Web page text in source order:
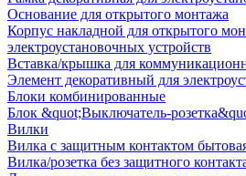
Основание для открытого монтажа
Корпус накладной для открытого
электроустановочных устройств
Вставка/крышка для
Элемент декоративный для
Блоки комбинированные
Блок &quot;Выключатель-
Вилки
Вилка с защитным контактом
Вилка/розетка без защитного